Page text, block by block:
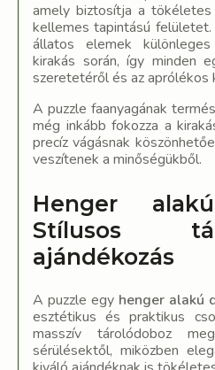
amely biztosítja a
kellemes tapintású
állatos elemek
kirakás során, így minden
szeretetéről és az aprólékos
A puzzle faanyagának
még inkább fokozza a
precíz vágásnak
veszítenek a minőségükből.
Henger
Stílusos
ajándékozás
A puzzle egy henger alakú
esztétikus és praktikus
masszív tárolódoboz
sérülésektől, miközben